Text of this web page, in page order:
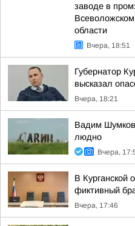
заводе в
области
Вчера, 18:51
Губернатор
высказал
Вчера, 18:21
Вадим
людно
Вчера,
В Курганской
фиктивный
Вчера, 17:46